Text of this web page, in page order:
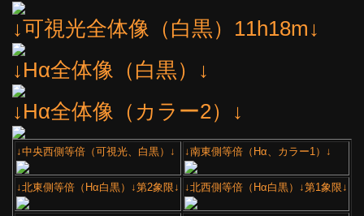
↓可視光全体像（白黒）11h18m↓
↓Hα全体像（白黒）↓
↓Hα全体像（カラー2）↓
↓中央西側等倍（可視光、白黒）↓ ↓南東側等倍（Hα、カラー1）↓
↓北東側等倍（Hα白黒）↓第2象限↓ ↓北西側等倍（Hα白黒）↓第1象限↓